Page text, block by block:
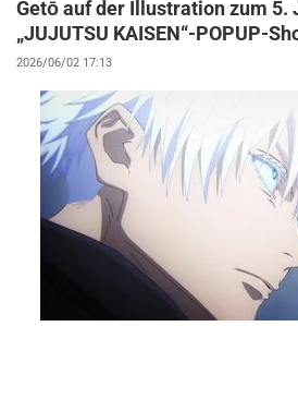
Getō auf der Illustration zum 5.
„JUJUTSU KAISEN“-POPUP-
2026/06/02 17:13